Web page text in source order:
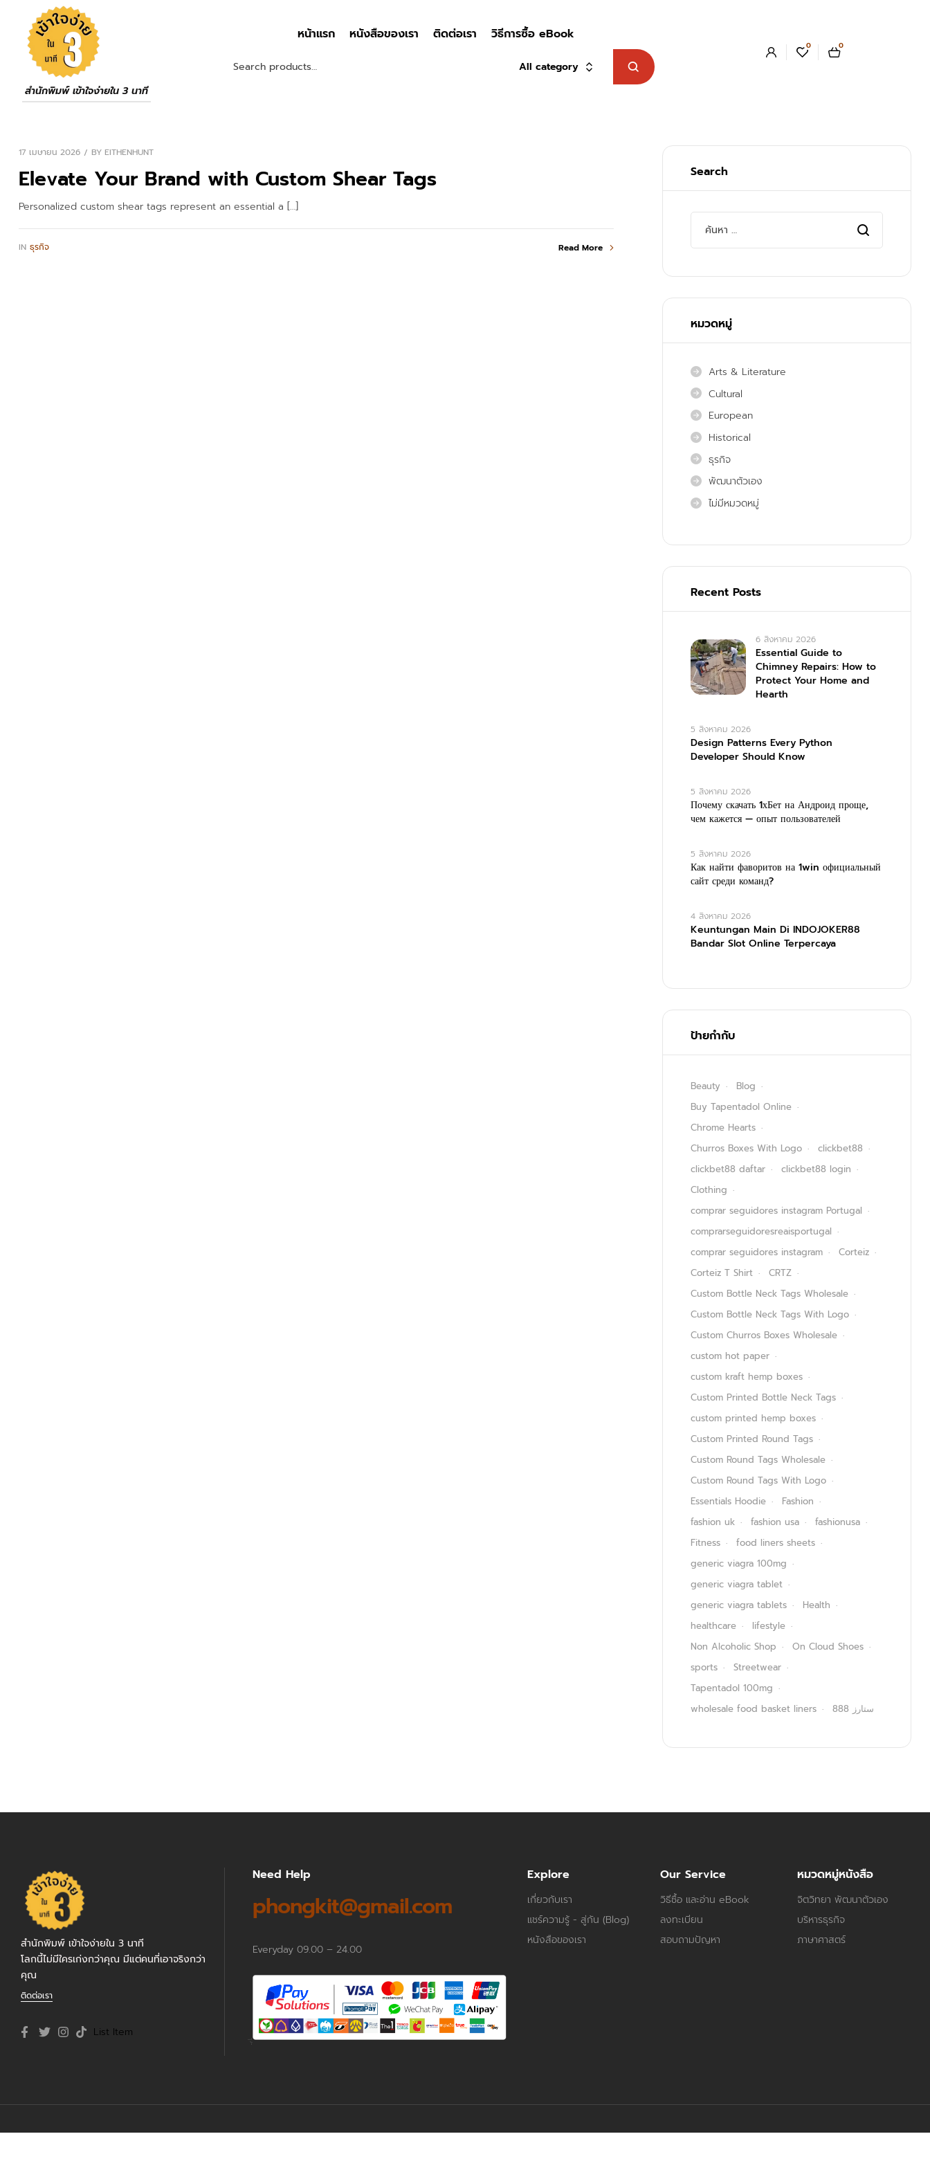
สำนักพิมพ์ เข้าใจง่ายใน 3 นาที
หน้าแรก หนังสือของเรา ติดต่อเรา วิธีการซื้อ eBook
All category
0 0
17 เมษายน 2026 BY EITHENHUNT
Elevate Your Brand with Custom Shear Tags
Personalized custom shear tags represent an essential a […]
IN ธุรกิจ Read More
Search
หมวดหมู่
Arts & Literature
Cultural
European
Historical
ธุรกิจ
พัฒนาตัวเอง
ไม่มีหมวดหมู่
Recent Posts
6 สิงหาคม 2026
Essential Guide to
Chimney Repairs: How to
Protect Your Home and
Hearth
5 สิงหาคม 2026
Design Patterns Every Python
Developer Should Know
5 สิงหาคม 2026
Почему скачать 1хБет на Андроид проще,
чем кажется — опыт пользователей
5 สิงหาคม 2026
Как найти фаворитов на 1win официальный
сайт среди команд?
4 สิงหาคม 2026
Keuntungan Main Di INDOJOKER88
Bandar Slot Online Terpercaya
ป้ายกำกับ
Beauty
Blog
Buy Tapentadol Online
Chrome Hearts
Churros Boxes With Logo
clickbet88
clickbet88 daftar
clickbet88 login
Clothing
comprar seguidores instagram Portugal
comprarseguidoresreaisportugal
comprar seguidores instagram
Corteiz
Corteiz T Shirt
CRTZ
Custom Bottle Neck Tags Wholesale
Custom Bottle Neck Tags With Logo
Custom Churros Boxes Wholesale
custom hot paper
custom kraft hemp boxes
Custom Printed Bottle Neck Tags
custom printed hemp boxes
Custom Printed Round Tags
Custom Round Tags Wholesale
Custom Round Tags With Logo
Essentials Hoodie
Fashion
fashion uk
fashion usa
fashionusa
Fitness
food liners sheets
generic viagra 100mg
generic viagra tablet
generic viagra tablets
Health
healthcare
lifestyle
Non Alcoholic Shop
On Cloud Shoes
sports
Streetwear
Tapentadol 100mg
wholesale food basket liners
ستارز 888
สำนักพิมพ์ เข้าใจง่ายใน 3 นาที
โลกนี้ไม่มีใครเก่งกว่าคุณ มีแต่คนที่เอาจริงกว่า
คุณ
ติดต่อเรา
List Item
Need Help
phongkit@gmail.com
Everyday 09.00 – 24.00
Explore
เกี่ยวกับเรา
แชร์ความรู้ - สู่กัน (Blog)
หนังสือของเรา
Our Service
วิธีซื้อ และอ่าน eBook
ลงทะเบียน
สอบถามปัญหา
หมวดหมู่หนังสือ
จิตวิทยา พัฒนาตัวเอง
บริหารธุรกิจ
ภาษาศาสตร์